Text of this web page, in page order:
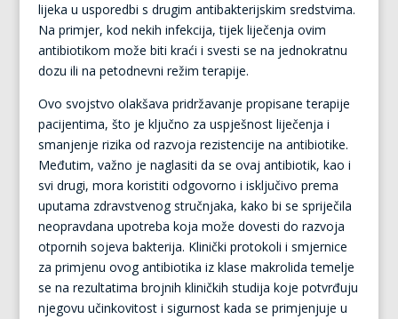
lijeka u usporedbi s drugim antibakterijskim sredstvima.
Na primjer, kod nekih infekcija, tijek liječenja ovim
antibiotikom može biti kraći i svesti se na jednokratnu
dozu ili na petodnevni režim terapije.
Ovo svojstvo olakšava pridržavanje propisane terapije
pacijentima, što je ključno za uspješnost liječenja i
smanjenje rizika od razvoja rezistencije na antibiotike.
Međutim, važno je naglasiti da se ovaj antibiotik, kao i
svi drugi, mora koristiti odgovorno i isključivo prema
uputama zdravstvenog stručnjaka, kako bi se spriječila
neopravdana upotreba koja može dovesti do razvoja
otpornih sojeva bakterija. Klinički protokoli i smjernice
za primjenu ovog antibiotika iz klase makrolida temelje
se na rezultatima brojnih kliničkih studija koje potvrđuju
njegovu učinkovitost i sigurnost kada se primjenjuje u